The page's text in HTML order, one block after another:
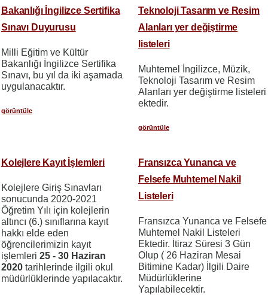
Bakanlığı İngilizce Sertifika
Sınavı Duyurusu
Milli Eğitim ve Kültür
Bakanlığı İngilizce Sertifika
Sınavı, bu yıl da iki aşamada
uygulanacaktır.
görüntüle
Teknoloji Tasarım ve Resim
Alanları yer değiştirme
listeleri
Muhtemel İngilizce, Müzik,
Teknoloji Tasarım ve Resim
Alanları yer değiştirme listeleri
ektedir.
görüntüle
Kolejlere Kayıt İşlemleri
Kolejlere Giriş Sınavları
sonucunda 2020-2021
Öğretim Yılı için kolejlerin
altıncı (6.) sınıflarına kayıt
hakkı elde eden
öğrencilerimizin kayıt
işlemleri 25 - 30 Haziran
2020 tarihlerinde ilgili okul
müdürlüklerinde yapılacaktır.
Fransızca Yunanca ve
Felsefe Muhtemel Nakil
Listeleri
Fransızca Yunanca ve Felsefe
Muhtemel Nakil Listeleri
Ektedir. İtiraz Süresi 3 Gün
Olup ( 26 Haziran Mesai
Bitimine Kadar) İlgili Daire
Müdürlüklerine
Yapılabilecektir.